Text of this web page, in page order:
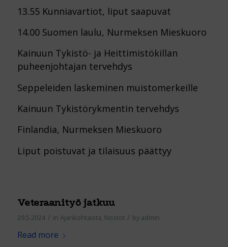
13.55 Kunniavartiot, liput saapuvat
14.00 Suomen laulu, Nurmeksen Mieskuoro
Kainuun Tykistö- ja Heittimistökillan
puheenjohtajan tervehdys
Seppeleiden laskeminen muistomerkeille
Kainuun Tykistörykmentin tervehdys
Finlandia, Nurmeksen Mieskuoro
Liput poistuvat ja tilaisuus päättyy
Veteraanityö jatkuu
29.5.2024 / in Ajankohtaista, Nostot / by admin
Read more